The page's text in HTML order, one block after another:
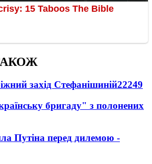
захід Стефанішиній22249
бригаду" з полонених
Путіна перед дилемою -